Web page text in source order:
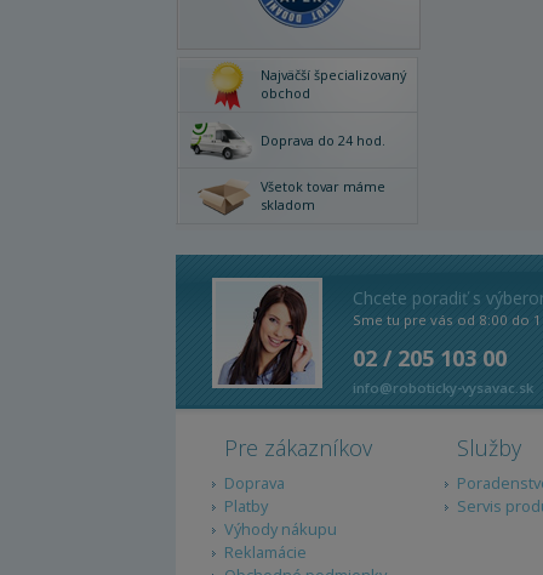
Najväčší špecializovaný
obchod
Doprava do 24 hod.
Všetok tovar máme
skladom
Chcete poradiť s
Sme tu pre vás od 8:00 do
02 / 205 103 00
info@roboticky-vysavac.sk
Pre zákazníkov
Doprava
Platby
Výhody nákupu
Reklamácie
Služby
Servis